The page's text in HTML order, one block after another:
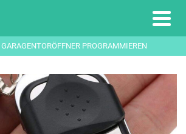
GARAGENTORÖFFNER PROGRAMMIEREN